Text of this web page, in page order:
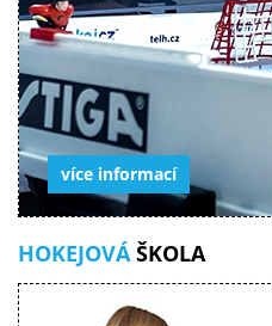
více informací
HOKEJOVÁ ŠKOLA